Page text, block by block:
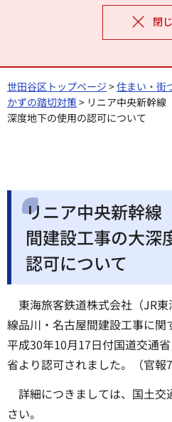
閉
世田谷区トップページ >住まい・街
かずの踏切対策> リニア中央新幹
深度地下の使用の認可について
リニア中央新幹
間建設工事の大深
認可について
東海旅客鉄道株式会社（JR
線品川・名古屋間建設工事に関
平成30年10月17日付国道交通
省より認可されました。（官報
詳細につきましては、国土
さい。